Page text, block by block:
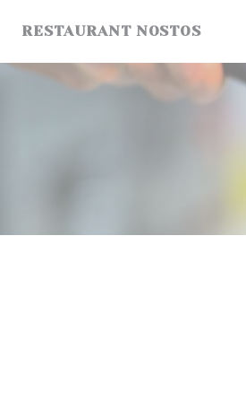
RESTAURANT NOSTOS